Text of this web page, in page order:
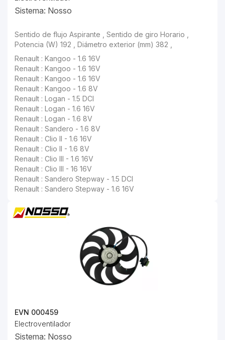
Sistema: Nosso
Renault : Kangoo - 1.6 16V
Renault : Kangoo - 1.6 16V
Renault : Kangoo - 1.6 8V
Renault : Logan - 1.5 DCI
Renault : Logan - 1.6 16V
Renault : Logan - 1.6 8V
Renault : Sandero - 1.6 8V
Renault : Clio II - 1.6 16V
Renault : Clio II - 1.6 8V
Renault : Clio III - 1.6 16V
Renault : Clio III - 16 16V
Renault : Sandero Stepway - 1.5 DCI
Renault : Sandero Stepway - 1.6 16V
EVN 000459
Electroventilador
Sistema: Nosso